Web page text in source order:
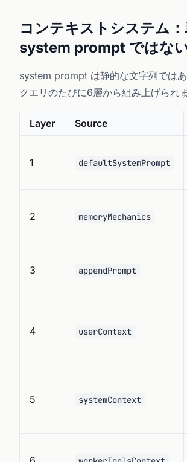
コンテキストシステム
system prompt ではな
system prompt は静的な文字列では
クエリのたびに6層から組み上げられま
Layer Source
1 defaultSystemPrompt
2 memoryMechanics
3 appendPrompt
4 userContext
5 systemContext